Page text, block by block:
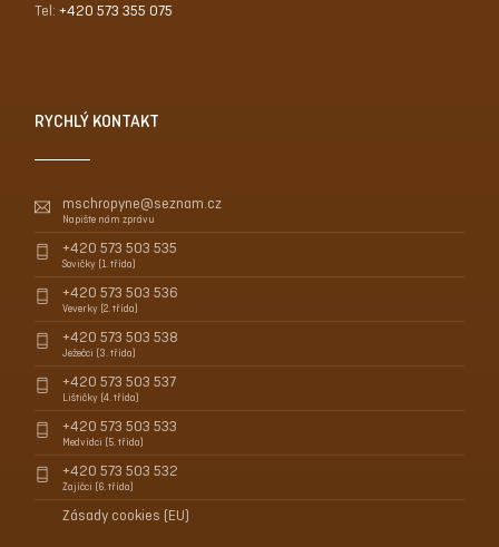
Tel:+420 573 355 075
RYCHLÝ KONTAKT
mschropyne@seznam.cz
Napište nám zprávu
+420 573 503 535
Sovičky (1. třída)
+420 573 503 536
Veverky (2. třída)
+420 573 503 538
Ježečci (3. třída)
+420 573 503 537
Lištičky (4. třída)
+420 573 503 533
Medvídci (5. třída)
+420 573 503 532
Zajíčci (6. třída)
Zásady cookies (EU)